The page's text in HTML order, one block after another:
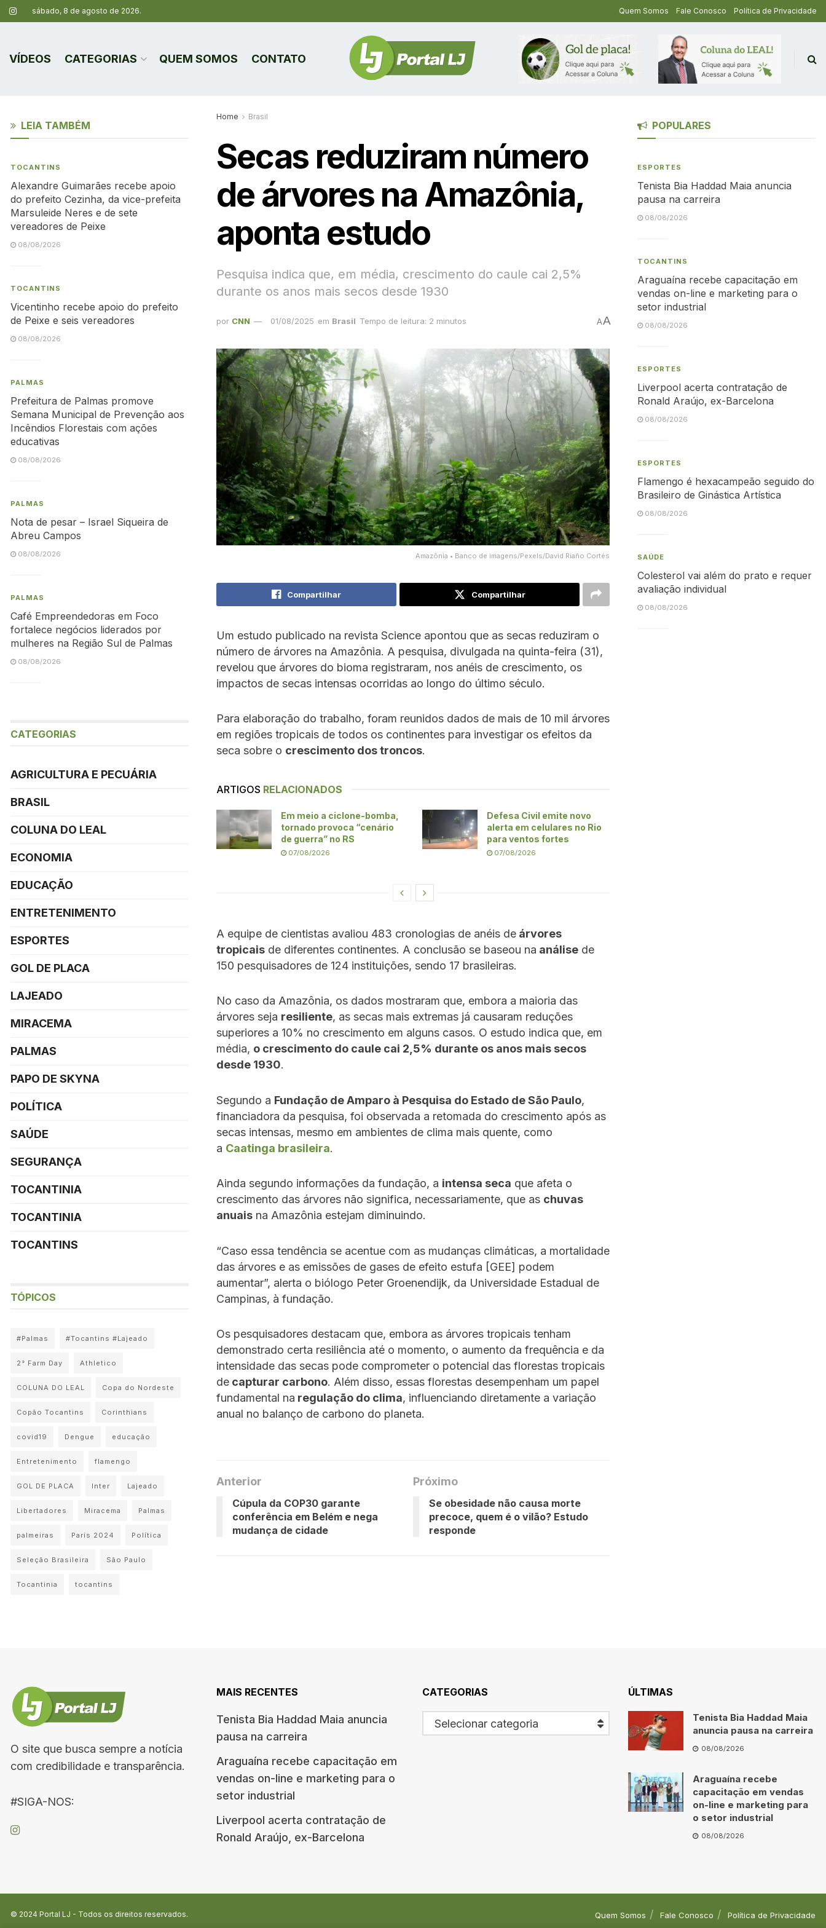
sábado, 8 de agosto de 2026. Quem Somos Fale Conosco Política de Privacidade
VÍDEOS CATEGORIAS QUEM SOMOS CONTATO
Home Brasil
Secas reduziram número
de árvores na Amazônia,
aponta estudo
Pesquisa indica que, em média, crescimento do caule cai 2,5%
durante os anos mais secos desde 1930
por CNN 01/08/2025 em Brasil Tempo de leitura: 2 minutos AA
Amazônia • Banco de imagens/Pexels/David Riaño Cortés
Compartilhar Compartilhar
Um estudo publicado na revista Science apontou que as secas reduziram o
número de árvores na Amazônia. A pesquisa, divulgada na quinta-feira (31),
revelou que árvores do bioma registraram, nos anéis de crescimento, os
impactos de secas intensas ocorridas ao longo do último século.
Para elaboração do trabalho, foram reunidos dados de mais de 10 mil árvores
em regiões tropicais de todos os continentes para investigar os efeitos da
seca sobre o crescimento dos troncos.
ARTIGOS RELACIONADOS
Em meio a ciclone-bomba,
tornado provoca “cenário
de guerra” no RS
07/08/2026
Defesa Civil emite novo
alerta em celulares no Rio
para ventos fortes
07/08/2026
A equipe de cientistas avaliou 483 cronologias de anéis de árvores
tropicais de diferentes continentes. A conclusão se baseou na análise de
150 pesquisadores de 124 instituições, sendo 17 brasileiras.
No caso da Amazônia, os dados mostraram que, embora a maioria das
árvores seja resiliente, as secas mais extremas já causaram reduções
superiores a 10% no crescimento em alguns casos. O estudo indica que, em
média, o crescimento do caule cai 2,5% durante os anos mais secos
desde 1930.
Segundo a Fundação de Amparo à Pesquisa do Estado de São Paulo,
financiadora da pesquisa, foi observada a retomada do crescimento após as
secas intensas, mesmo em ambientes de clima mais quente, como
a Caatinga brasileira.
Ainda segundo informações da fundação, a intensa seca que afeta o
crescimento das árvores não significa, necessariamente, que as chuvas
anuais na Amazônia estejam diminuindo.
“Caso essa tendência se acentue com as mudanças climáticas, a mortalidade
das árvores e as emissões de gases de efeito estufa [GEE] podem
aumentar”, alerta o biólogo Peter Groenendijk, da Universidade Estadual de
Campinas, à fundação.
Os pesquisadores destacam que, embora as árvores tropicais tenham
demonstrado certa resiliência até o momento, o aumento da frequência e da
intensidade das secas pode comprometer o potencial das florestas tropicais
de capturar carbono. Além disso, essas florestas desempenham um papel
fundamental na regulação do clima, influenciando diretamente a variação
anual no balanço de carbono do planeta.
Anterior
Cúpula da COP30 garante
conferência em Belém e nega
mudança de cidade
Próximo
Se obesidade não causa morte
precoce, quem é o vilão? Estudo
responde
LEIA TAMBÉM
TOCANTINS
Alexandre Guimarães recebe apoio
do prefeito Cezinha, da vice-prefeita
Marsuleide Neres e de sete
vereadores de Peixe
08/08/2026
TOCANTINS
Vicentinho recebe apoio do prefeito
de Peixe e seis vereadores
08/08/2026
PALMAS
Prefeitura de Palmas promove
Semana Municipal de Prevenção aos
Incêndios Florestais com ações
educativas
08/08/2026
PALMAS
Nota de pesar – Israel Siqueira de
Abreu Campos
08/08/2026
PALMAS
Café Empreendedoras em Foco
fortalece negócios liderados por
mulheres na Região Sul de Palmas
08/08/2026
CATEGORIAS
AGRICULTURA E PECUÁRIA
BRASIL
COLUNA DO LEAL
ECONOMIA
EDUCAÇÃO
ENTRETENIMENTO
ESPORTES
GOL DE PLACA
LAJEADO
MIRACEMA
PALMAS
PAPO DE SKYNA
POLÍTICA
SAÚDE
SEGURANÇA
TOCANTINIA
TOCANTINIA
TOCANTINS
TÓPICOS
#Palmas #Tocantins #Lajeado
2° Farm Day Athletico
COLUNA DO LEAL Copa do Nordeste
Copão Tocantins Corinthians
covid19 Dengue educação
Entretenimento flamengo
GOL DE PLACA Inter Lajeado
Libertadores Miracema Palmas
palmeiras Paris 2024 Política
Seleção Brasileira São Paulo
Tocantinia tocantins
POPULARES
ESPORTES
Tenista Bia Haddad Maia anuncia
pausa na carreira
08/08/2026
TOCANTINS
Araguaína recebe capacitação em
vendas on-line e marketing para o
setor industrial
08/08/2026
ESPORTES
Liverpool acerta contratação de
Ronald Araújo, ex-Barcelona
08/08/2026
ESPORTES
Flamengo é hexacampeão seguido do
Brasileiro de Ginástica Artística
08/08/2026
SAÚDE
Colesterol vai além do prato e requer
avaliação individual
08/08/2026
O site que busca sempre a notícia
com credibilidade e transparência.
#SIGA-NOS:
MAIS RECENTES
Tenista Bia Haddad Maia anuncia
pausa na carreira
Araguaína recebe capacitação em
vendas on-line e marketing para o
setor industrial
Liverpool acerta contratação de
Ronald Araújo, ex-Barcelona
CATEGORIAS
Selecionar categoria
ÚLTIMAS
Tenista Bia Haddad Maia
anuncia pausa na carreira
08/08/2026
Araguaína recebe
capacitação em vendas
on-line e marketing para
o setor industrial
08/08/2026
Quem Somos Fale Conosco Política de Privacidade
© 2024 Portal LJ - Todos os direitos reservados.